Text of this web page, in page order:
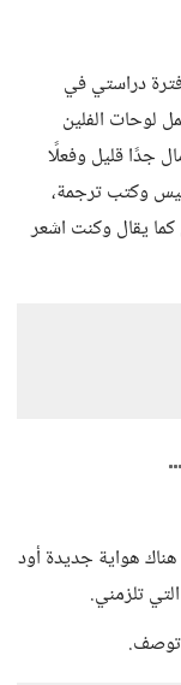
دراستي في
لوحات الفلين
جدًا قليل وفعلًا
وكتب ترجمة،
يقال وكنت اشعر
هناك هواية جديدة أود
تلزمني.
توصف.